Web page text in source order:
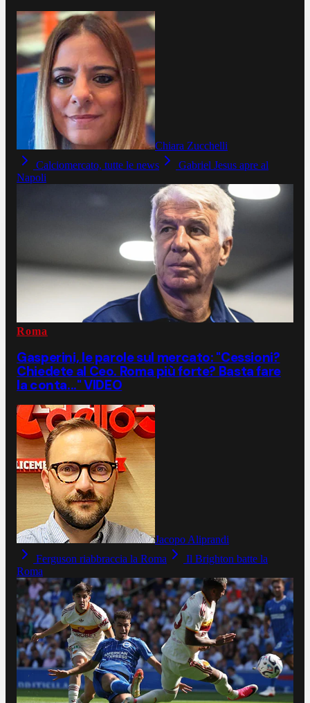
Chiara Zucchelli
Calciomercato, tutte le news
Gabriel Jesus apre al
Napoli
Roma
Gasperini, le parole sul mercato: "Cessioni?
Chiedete al Ceo. Roma più forte? Basta fare
la conta..." VIDEO
Jacopo Aliprandi
Ferguson riabbraccia la Roma
Il Brighton batte la
Roma